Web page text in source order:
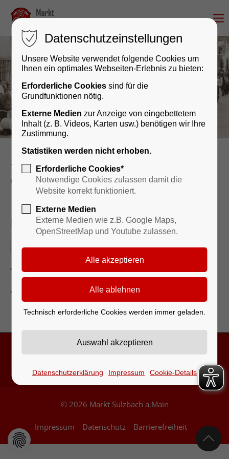
Kultur & Geschichte
Veranstaltungskalender
reader
Buch & Cafe - Sozialkreis
20.09.2026
St. Anna Kirche
Zurück zur Eventübersicht
© 2026 Markt Sulzbach a.Main
Impressum Datenschutz Barrierefreiheit
Datenschutzeinstellungen
Unsere Website verwendet folgende Cookies um
Ihnen ein optimales Webseiten-Erlebnis zu bieten:
Erforderliche Cookies sind für die
Grundfunktionen nötig.
Externe Medien zur Anzeige von eingebettetem
Inhalt (z. B. Videos, Karten usw.) benötigen wir Ihre
Zustimmung.
Statistiken werden nicht erhoben.
Erforderliche Cookies*
Notwendige Cookies zulassen damit die
Website korrekt funktioniert.
Externe Medien
Externe Medien wie z.B. Google Maps,
OpenStreetMap und Youtube zulassen.
Technisch erforderliche Cookies werden immer geladen.
Datenschutzerklärung Impressum Cookie-Details